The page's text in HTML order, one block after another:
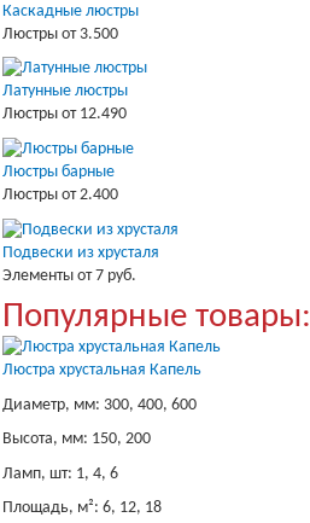
Каскадные люстры
Люстры от 3.500
Латунные люстры
Люстры от 12.490
Люстры барные
Люстры от 2.400
Подвески из хрусталя
Элементы от 7 руб.
Популярные товары:
Люстра хрустальная Капель
Диаметр, мм: 300, 400, 600
Высота, мм: 150, 200
Ламп, шт: 1, 4, 6
Площадь, м²: 6, 12, 18